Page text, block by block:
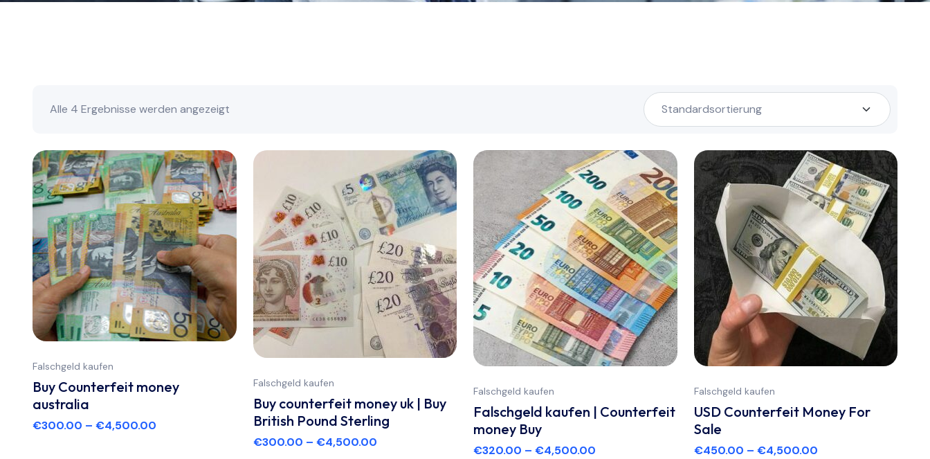
Alle 4 Ergebnisse werden angezeigt
Falschgeld kaufen
Buy Counterfeit money
australia
€300.00 – €4,500.00
Falschgeld kaufen
Buy counterfeit money uk | Buy
British Pound Sterling
€300.00 – €4,500.00
Falschgeld kaufen
Falschgeld kaufen | Counterfeit
money Buy
€320.00 – €4,500.00
Falschgeld kaufen
USD Counterfeit Money For
Sale
€450.00 – €4,500.00